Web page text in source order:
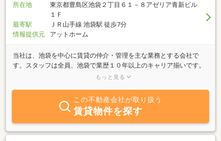
所在地
東京都豊島区池袋２丁目６１－８アゼリア青新ビル
１Ｆ
最寄駅
ＪＲ山手線 池袋駅 徒歩7分
情報提供元
アットホーム
当社は、池袋を中心に賃貸の仲介・管理を主な業務とする会社で
す。スタッフは全員、池袋で業歴１０年以上のキャリア揃いです。
メールでのお問い合わせも大歓迎！間取りや写真もメールの添付フ
や売却査定は、全て無料ですのでお役立てください。もちろん、お
預かりした物件はこのアットーホームweb等インターネットに写真
付きで掲載いたします。
もっと見る
この不動産会社が取り扱う
賃貸物件を探す